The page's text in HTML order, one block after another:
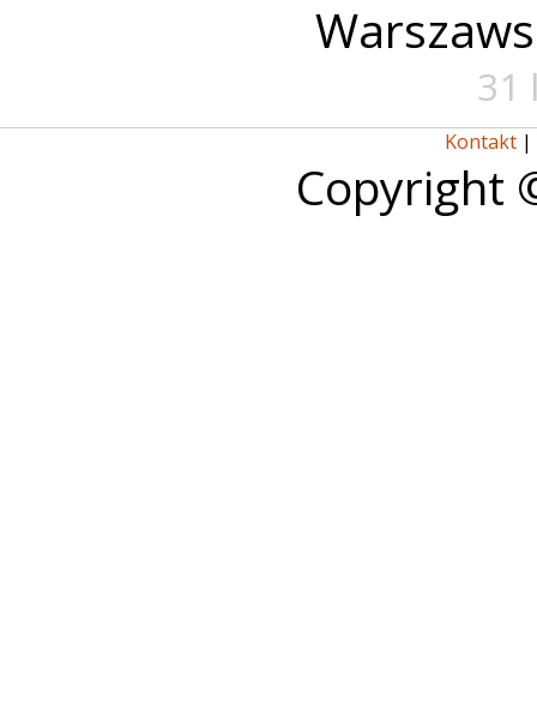
31
Kontakt |
Copyright